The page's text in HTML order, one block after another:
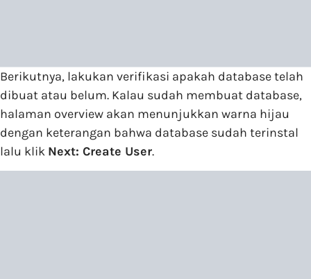
Berikutnya, lakukan verifikasi apakah database telah
dibuat atau belum. Kalau sudah membuat database,
halaman overview akan menunjukkan warna hijau
dengan keterangan bahwa database sudah terinstal
lalu klik Next: Create User.